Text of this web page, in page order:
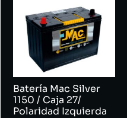
Batería Mac Silver
1150 / Caja 27/
Polaridad Izquierda